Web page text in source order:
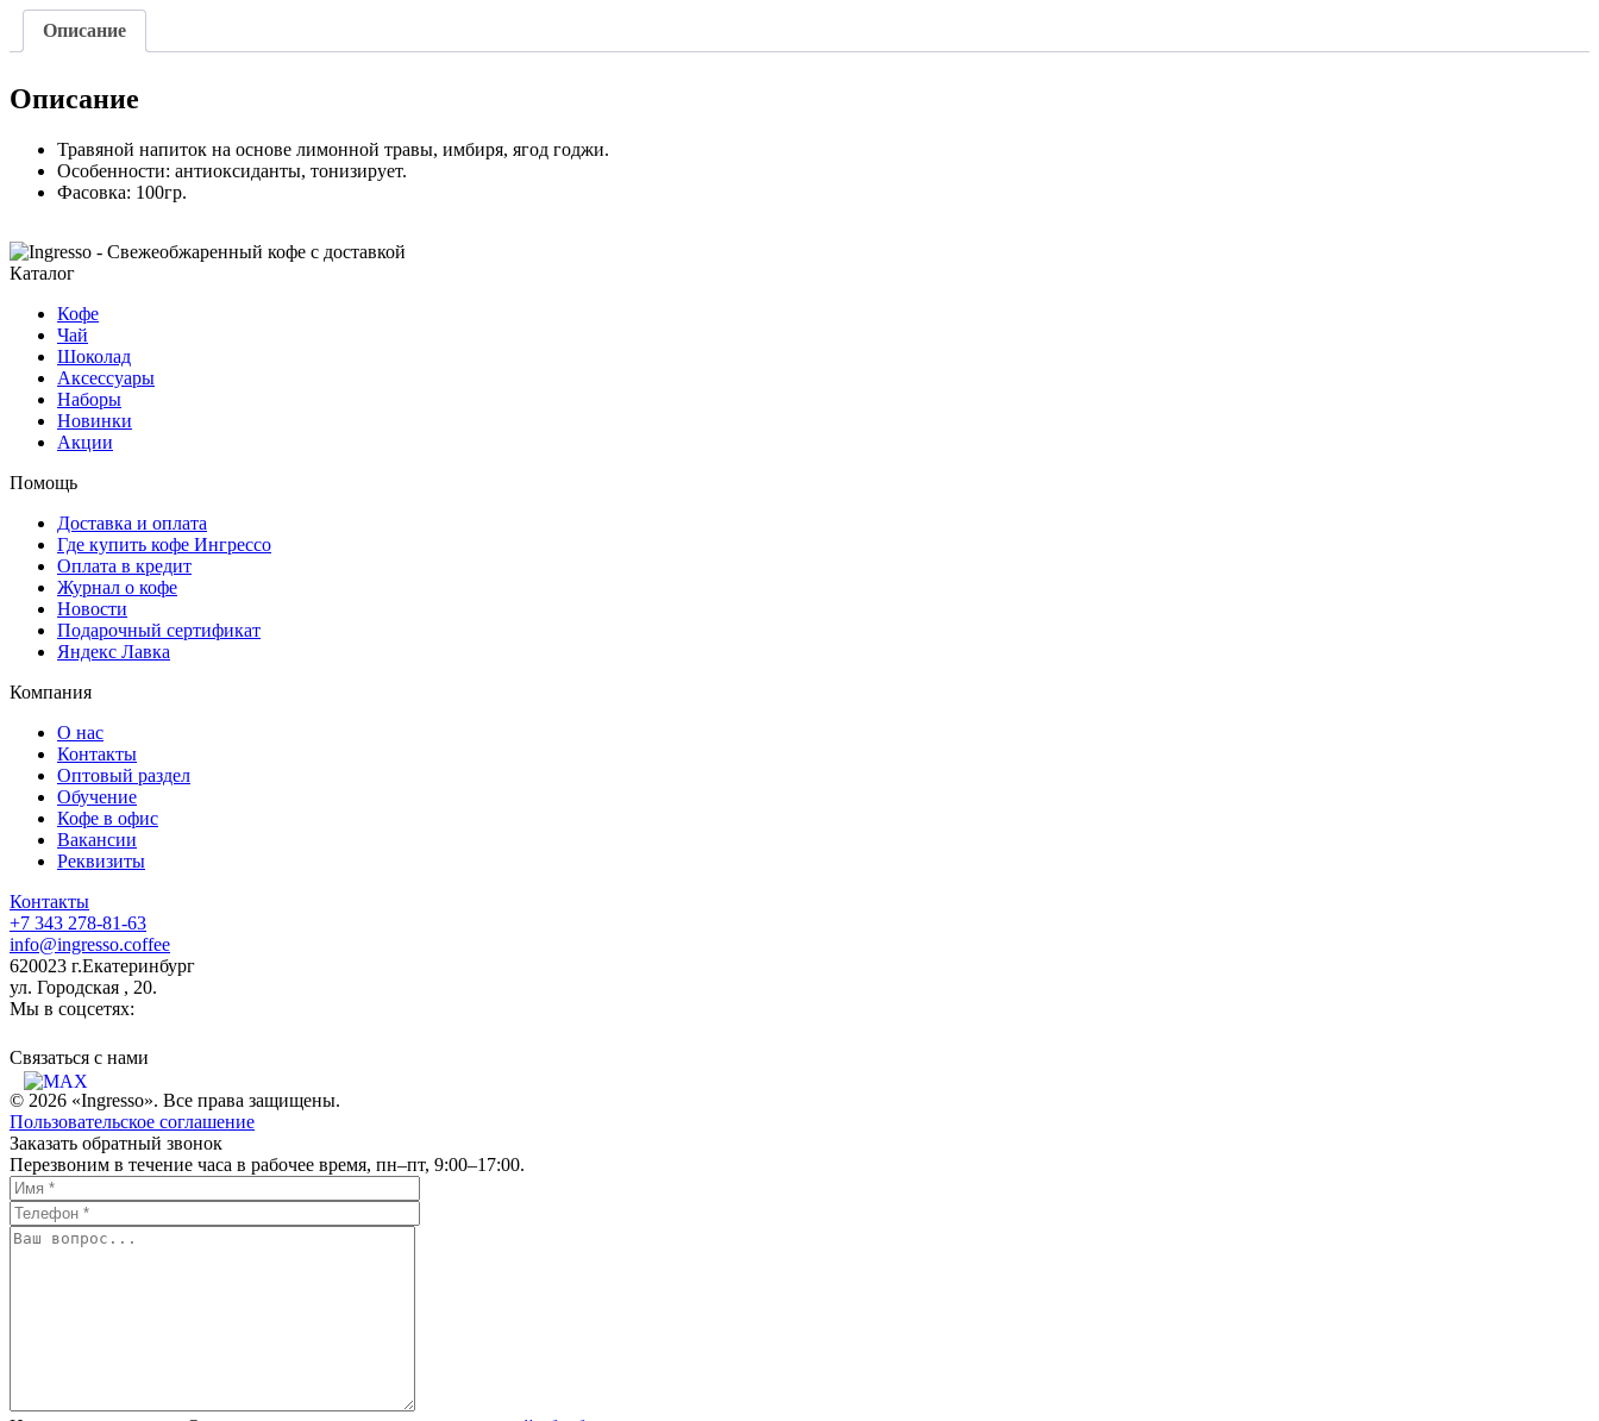
Описание
Описание
Травяной напиток на основе лимонной травы, имбиря, ягод годжи.
Особенности: антиоксиданты, тонизирует.
Фасовка: 100гр.
Каталог
Кофе
Чай
Шоколад
Аксессуары
Наборы
Новинки
Акции
Помощь
Доставка и оплата
Где купить кофе Ингрессо
Оплата в кредит
Журнал о кофе
Новости
Подарочный сертификат
Яндекс Лавка
Компания
О нас
Контакты
Оптовый раздел
Обучение
Кофе в офис
Вакансии
Реквизиты
Контакты
+7 343 278-81-63
info@ingresso.coffee
620023 г.Екатеринбург
ул. Городская , 20.
Мы в соцсетях:
Связаться c нами
© 2026 «Ingresso». Все права защищены.
Пользовательское соглашение
Заказать обратный звонок
Перезвоним в течение часа в рабочее время, пн–пт, 9:00–17:00.